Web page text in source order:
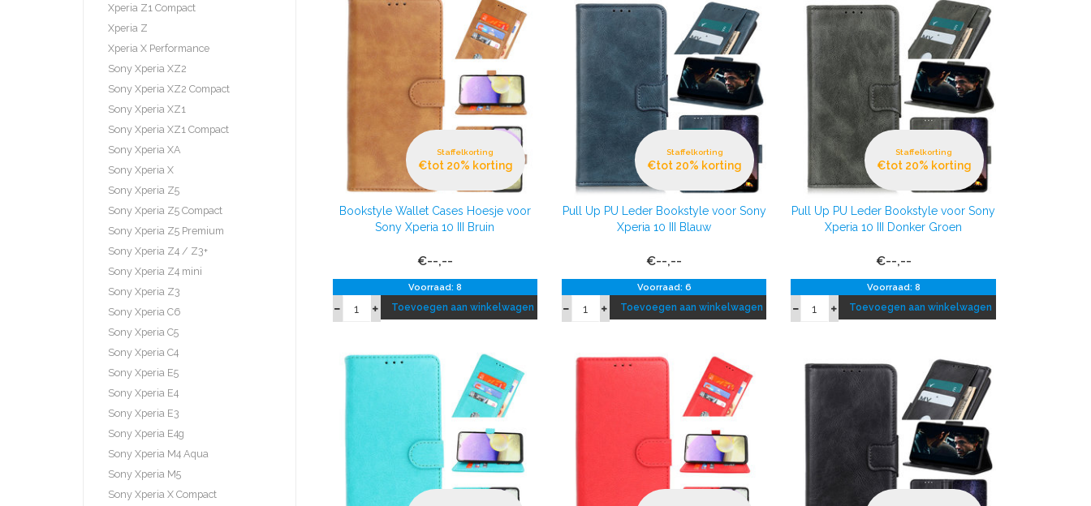
Xperia Z1 Compact
Xperia Z
Xperia X Performance
Sony Xperia XZ2
Sony Xperia XZ2 Compact
Sony Xperia XZ1
Sony Xperia XZ1 Compact
Sony Xperia XA
Sony Xperia X
Sony Xperia Z5
Sony Xperia Z5 Compact
Sony Xperia Z5 Premium
Sony Xperia Z4 / Z3+
Sony Xperia Z4 mini
Sony Xperia Z3
Sony Xperia C6
Sony Xperia C5
Sony Xperia C4
Sony Xperia E5
Sony Xperia E4
Sony Xperia E3
Sony Xperia E4g
Sony Xperia M4 Aqua
Sony Xperia M5
Sony Xperia X Compact
Staffelkorting
€tot 20% korting
Bookstyle Wallet Cases Hoesje voor
Sony Xperia 10 III Bruin
€--,--
Voorraad: 8
Toevoegen aan winkelwagen
Staffelkorting
€tot 20% korting
Pull Up PU Leder Bookstyle voor Sony
Xperia 10 III Blauw
€--,--
Voorraad: 6
Toevoegen aan winkelwagen
Staffelkorting
€tot 20% korting
Pull Up PU Leder Bookstyle voor Sony
Xperia 10 III Donker Groen
€--,--
Voorraad: 8
Toevoegen aan winkelwagen